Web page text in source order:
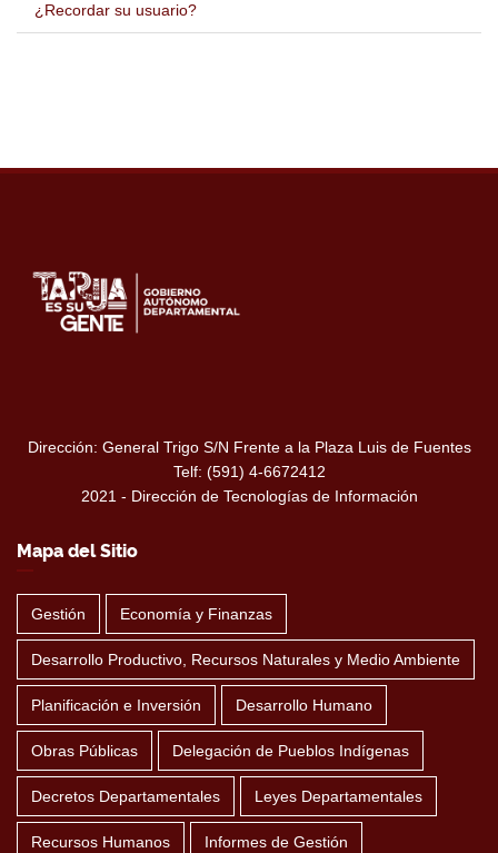
¿Recordar su usuario?
Dirección: General Trigo S/N Frente a la Plaza Luis de Fuentes
Telf: (591) 4-6672412
2021 - Dirección de Tecnologías de Información
Mapa del Sitio
Gestión Economía y Finanzas
Desarrollo Productivo, Recursos Naturales y Medio Ambiente
Planificación e Inversión Desarrollo Humano
Obras Públicas Delegación de Pueblos Indígenas
Decretos Departamentales Leyes Departamentales
Recursos Humanos Informes de Gestión